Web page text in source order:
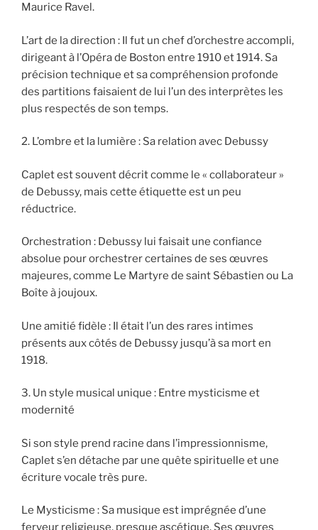
Maurice Ravel.
L’art de la direction : Il fut un chef d’orchestre accompli,
dirigeant à l’Opéra de Boston entre 1910 et 1914. Sa
précision technique et sa compréhension profonde
des partitions faisaient de lui l’un des interprètes les
plus respectés de son temps.
2. L’ombre et la lumière : Sa relation avec Debussy
Caplet est souvent décrit comme le « collaborateur »
de Debussy, mais cette étiquette est un peu
réductrice.
Orchestration : Debussy lui faisait une confiance
absolue pour orchestrer certaines de ses œuvres
majeures, comme Le Martyre de saint Sébastien ou La
Boîte à joujoux.
Une amitié fidèle : Il était l’un des rares intimes
présents aux côtés de Debussy jusqu’à sa mort en
1918.
3. Un style musical unique : Entre mysticisme et
modernité
Si son style prend racine dans l’impressionnisme,
Caplet s’en détache par une quête spirituelle et une
écriture vocale très pure.
Le Mysticisme : Sa musique est imprégnée d’une
ferveur religieuse, presque ascétique. Ses œuvres